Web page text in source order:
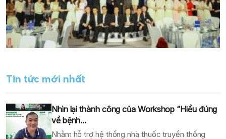
Tin tức mới nhất
Nhìn lại thành công của Workshop “Hiểu đúng
về bệnh...
Nhằm hỗ trợ hệ thống nhà thuốc truyền thống